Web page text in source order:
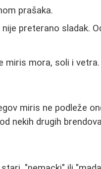
prašaka.
preterano sladak.
miris mora, soli i
miris ne podleže
nekih drugih